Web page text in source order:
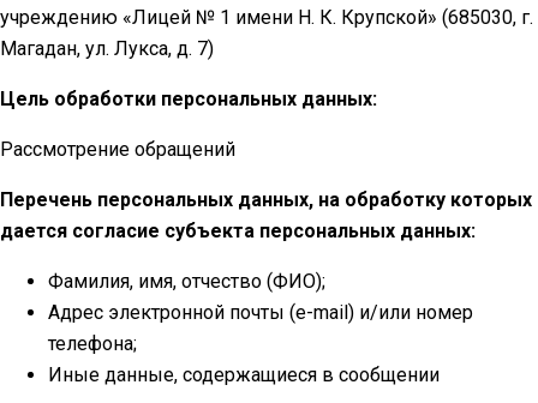
учреждению «Лицей № 1 имени Н. К. Крупской» (685030, г.
Магадан, ул. Лукса, д. 7)
Цель обработки персональных данных:
Рассмотрение обращений
Перечень персональных данных, на обработку которых
дается согласие субъекта персональных данных:
Фамилия, имя, отчество (ФИО);
Адрес электронной почты (e-mail) и/или номер
телефона;
Иные данные, содержащиеся в сообщении